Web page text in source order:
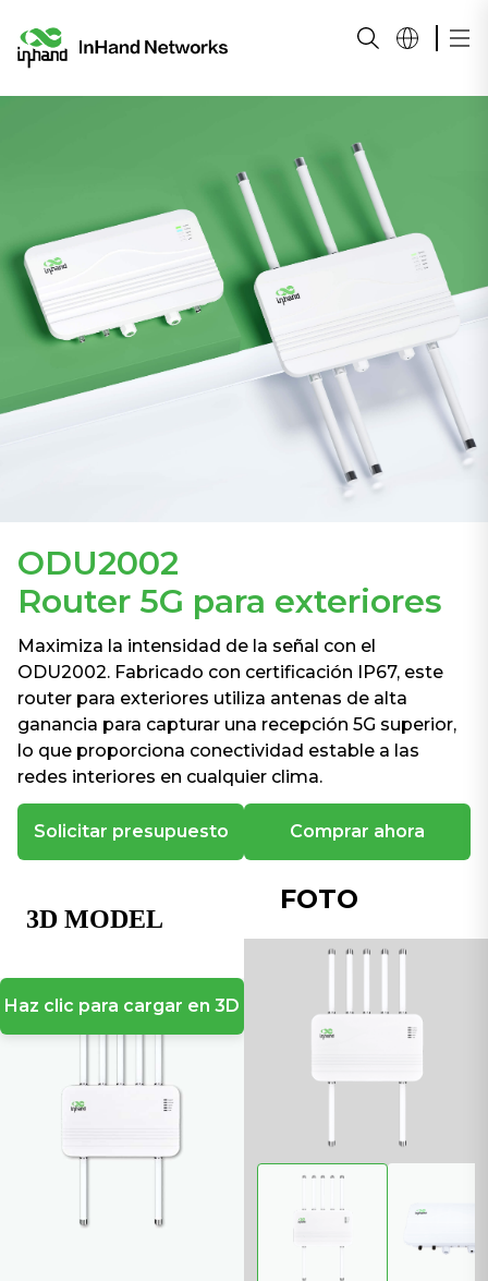
ODU2002
Router 5G para exteriores
Maximiza la intensidad de la señal con el
ODU2002. Fabricado con certificación IP67, este
router para exteriores utiliza antenas de alta
ganancia para capturar una recepción 5G superior,
lo que proporciona conectividad estable a las
redes interiores en cualquier clima.
Solicitar presupuesto Comprar ahora
Haz clic para cargar en 3D
FOTO